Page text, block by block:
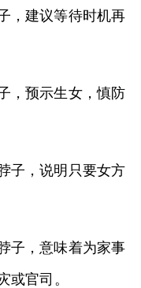
，建议等待时机再
，预示生女，慎防
子，说明只要女方
子，意味着为家事
或官司。